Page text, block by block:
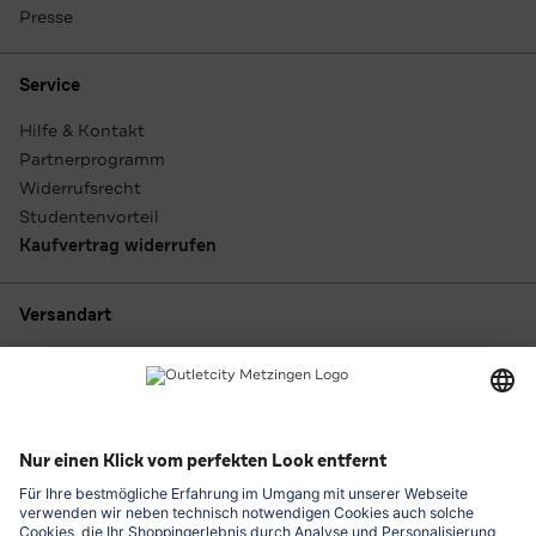
Presse
Service
Hilfe & Kontakt
Partnerprogramm
Widerrufsrecht
Studentenvorteil
Kaufvertrag widerrufen
Versandart